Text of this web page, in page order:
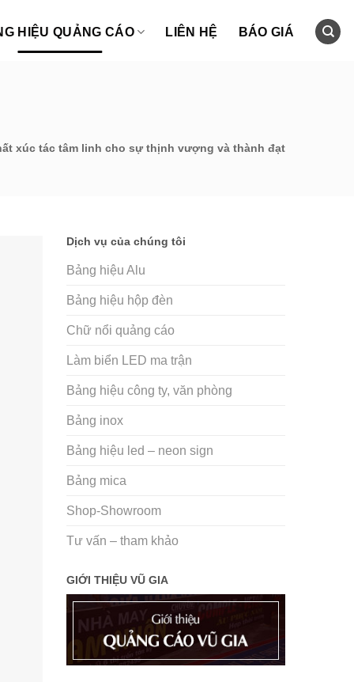
HIỆU QUẢNG CÁO LIÊN HỆ BÁO GIÁ
xúc tác tâm linh cho sự thịnh vượng và thành đạt
Dịch vụ của chúng tôi
Bảng hiệu Alu
Bảng hiệu hộp đèn
Chữ nổi quảng cáo
Làm biển LED ma trận
Bảng hiệu công ty, văn phòng
Bảng inox
Bảng hiệu led – neon sign
Bảng mica
Shop-Showroom
Tư vấn – tham khảo
GIỚI THIỆU VŨ GIA